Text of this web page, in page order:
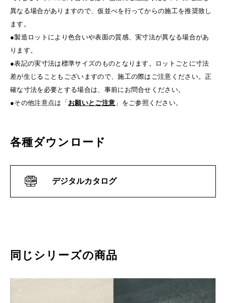
異なる場合がありますので、仮並べを行ってからの施工を推奨致し
ます。
●製造ロットにより色合いや表面の質感、実寸法が異なる場合があ
ります。
●表記の実寸法は標準サイズのものとなります。ロットごとに寸法
差が生じることもございますので、施工の際はご注意ください。正
確な寸法を必要とする場合は、事前にお問合せください。
●その他注意点は「 お願いとご注意 」をご参照ください。
各種ダウンロード
デジタルカタログ
同じシリーズの商品